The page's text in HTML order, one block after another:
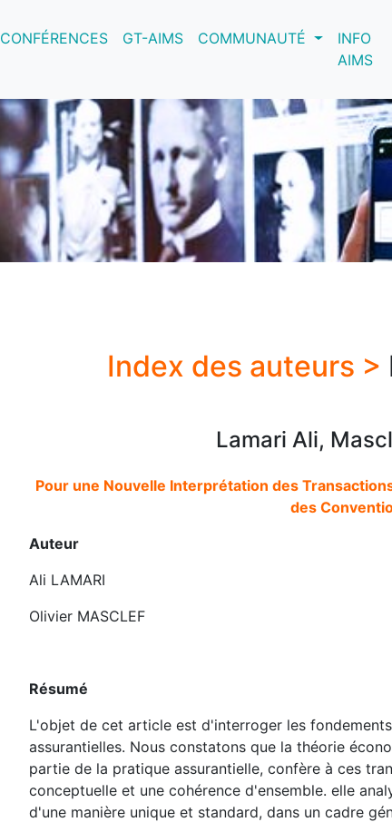
CONFÉRENCES GT-AIMS COMMUNAUTÉ
INFO
AIMS
Index des auteurs >
Lamari Ali,
Pour une Nouvelle Interprétation des
des
Auteur
Ali LAMARI
Olivier MASCLEF
Résumé
L'objet de cet article est d'interroger les
assurantielles. Nous constatons que la théorie
partie de la pratique assurantielle, confère à ces
conceptuelle et une cohérence d'ensemble. elle
d'une manière unique et standard, dans un cadre